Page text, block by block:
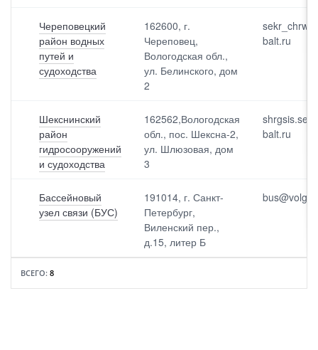
Череповецкий
район водных
путей и
судоходства
162600, г.
Череповец,
Вологодская обл.,
ул. Белинского, дом
2
balt.ru
Шекснинский
район
гидросооружений
и судоходства
162562,Вологодская
обл., пос. Шексна-2,
ул. Шлюзовая, дом
3
balt.ru
Бассейновый
узел связи (БУС)
191014, г. Санкт-
Петербург,
Виленский пер.,
д.15, литер Б
ВСЕГО: 8